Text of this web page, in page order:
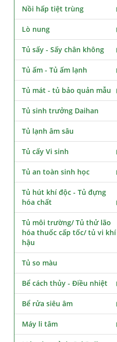
Nồi hấp tiệt trùng
Lò nung
Tủ sấy - Sấy chân không
Tủ ấm - Tủ ấm lạnh
Tủ mát - tủ bảo quản mẫu
Tủ sinh trưởng Daihan
Tủ lạnh âm sâu
Tủ cấy Vi sinh
Tủ an toàn sinh học
Tủ hút khí độc - Tủ đựng
hóa chất
Tủ môi trường/ Tủ thử lão
hóa thuốc cấp tốc/ tủ vi khí
hậu
Tủ so màu
Bể cách thủy - Điều nhiệt
Bể rửa siêu âm
Máy li tâm